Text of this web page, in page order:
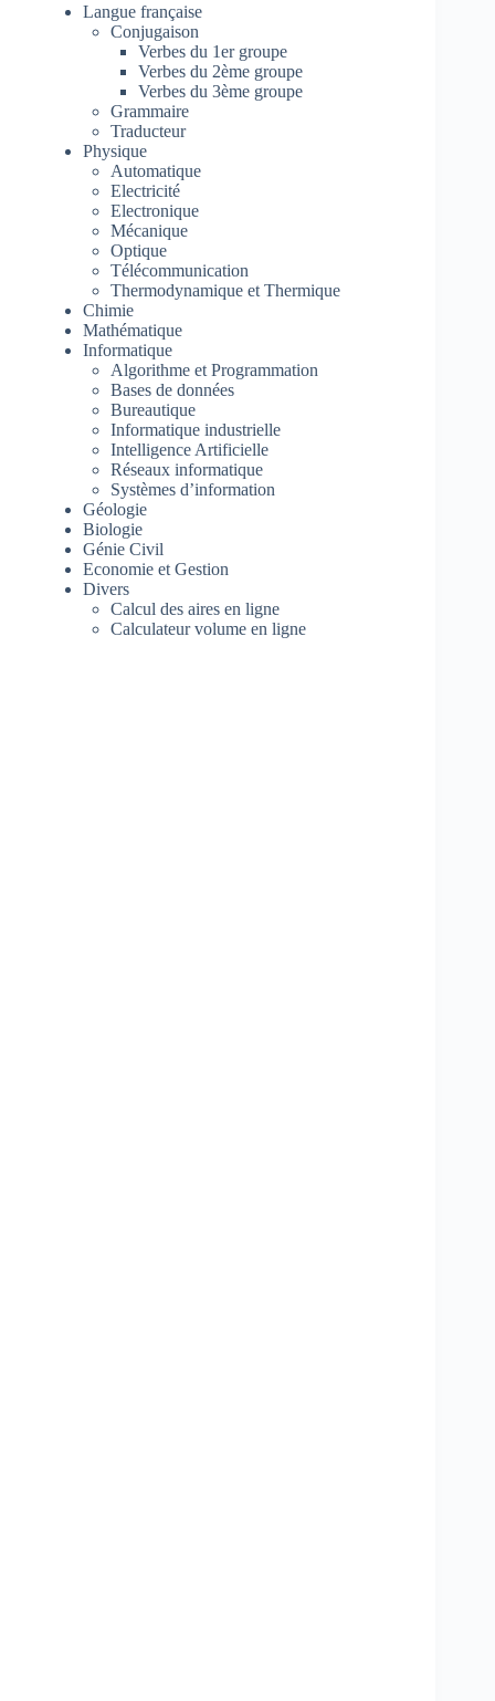
Langue française
Conjugaison
Verbes du 1er groupe
Verbes du 2ème groupe
Verbes du 3ème groupe
Grammaire
Traducteur
Physique
Automatique
Electricité
Electronique
Mécanique
Optique
Télécommunication
Thermodynamique et Thermique
Chimie
Mathématique
Informatique
Algorithme et Programmation
Bases de données
Bureautique
Informatique industrielle
Intelligence Artificielle
Réseaux informatique
Systèmes d’information
Géologie
Biologie
Génie Civil
Economie et Gestion
Divers
Calcul des aires en ligne
Calculateur volume en ligne